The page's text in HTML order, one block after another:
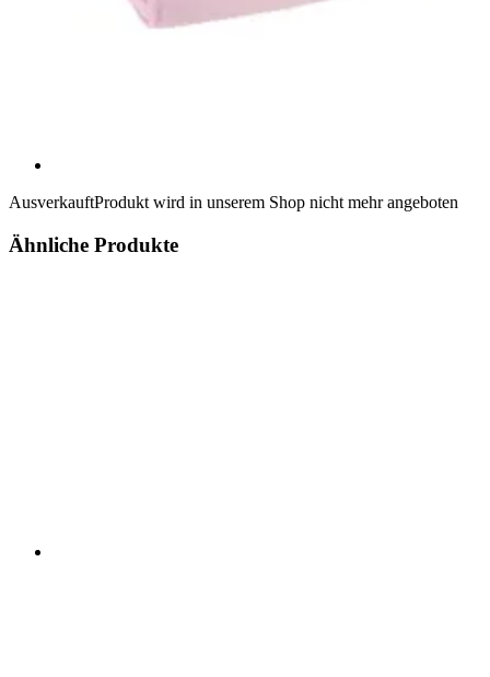
AusverkauftProdukt wird in unserem Shop nicht mehr angeboten
Ähnliche Produkte